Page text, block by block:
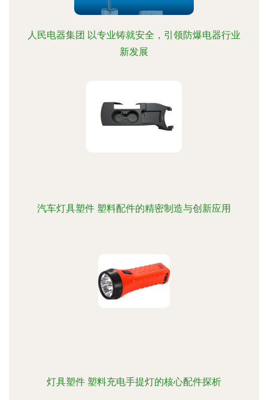
人民电器集团 以专业铸就安全，引领防爆电器行业
新发展
汽车灯具塑件 塑料配件的精密制造与创新应用
灯具塑件 塑料充电手提灯的核心配件探析